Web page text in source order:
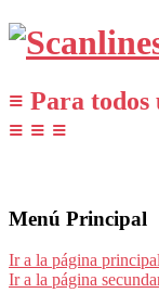
≡ Para todos
≡ ≡ ≡
Menú Principal
Ir a la página principal
Ir a la página